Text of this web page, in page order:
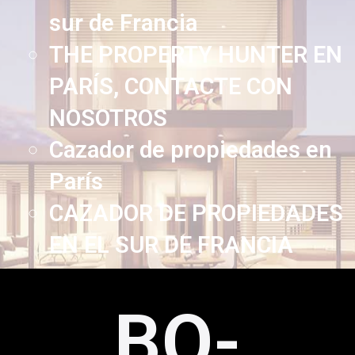
sur de Francia
THE PROPERTY HUNTER EN
PARÍS, CONTACTE CON
NOSOTROS
Cazador de propiedades en
París
CAZADOR DE PROPIEDADES
EN EL SUR DE FRANCIA